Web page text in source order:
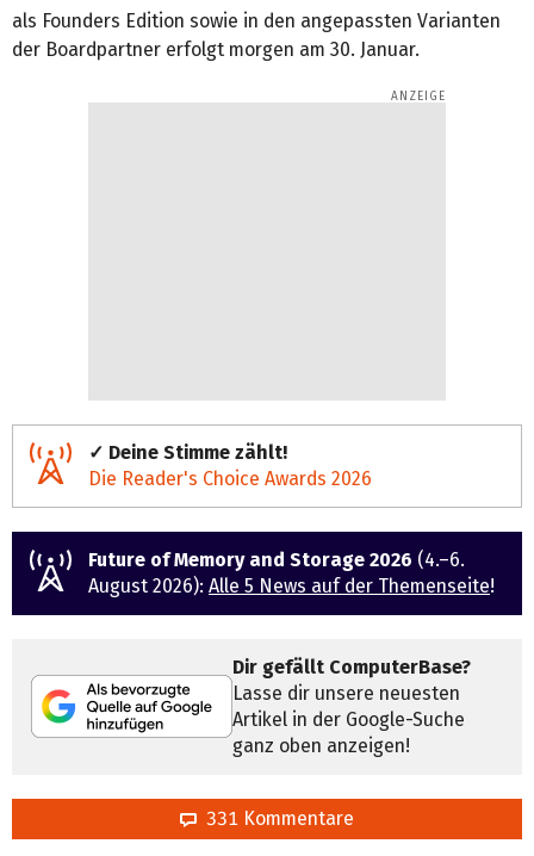
als Founders Edition sowie in den angepassten Varianten
der Boardpartner erfolgt morgen am 30. Januar.
✓ Deine Stimme zählt!
Die Reader's Choice Awards 2026
Future of Memory and Storage 2026 (4.–6.
August 2026): Alle 5 News auf der Themenseite!
Dir gefällt ComputerBase?
Lasse dir unsere neuesten
Artikel in der Google-Suche
ganz oben anzeigen!
331 Kommentare